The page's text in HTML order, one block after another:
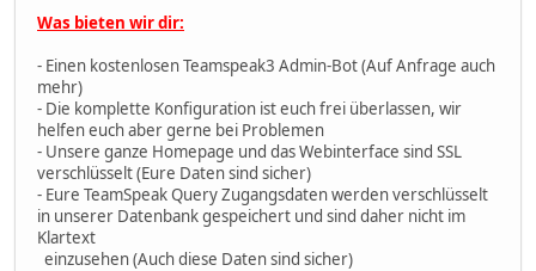
Was bieten wir dir:
- Einen kostenlosen Teamspeak3 Admin-Bot (Auf Anfrage auch
mehr)
- Die komplette Konfiguration ist euch frei überlassen, wir
helfen euch aber gerne bei Problemen
- Unsere ganze Homepage und das Webinterface sind SSL
verschlüsselt (Eure Daten sind sicher)
- Eure TeamSpeak Query Zugangsdaten werden verschlüsselt
in unserer Datenbank gespeichert und sind daher nicht im
Klartext
einzusehen (Auch diese Daten sind sicher)